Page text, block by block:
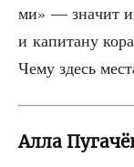
ми» — зна­чит
и капи­та­ну
Чему здесь
Алла